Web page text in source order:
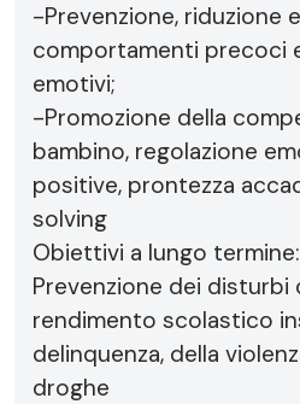
-Prevenzione, riduzione
comportamenti precoci
emotivi;
-Promozione della
bambino, regolazione
positive, prontezza
solving
Obiettivi a lungo termine:
Prevenzione dei
rendimento scolastico
delinquenza, della
droghe